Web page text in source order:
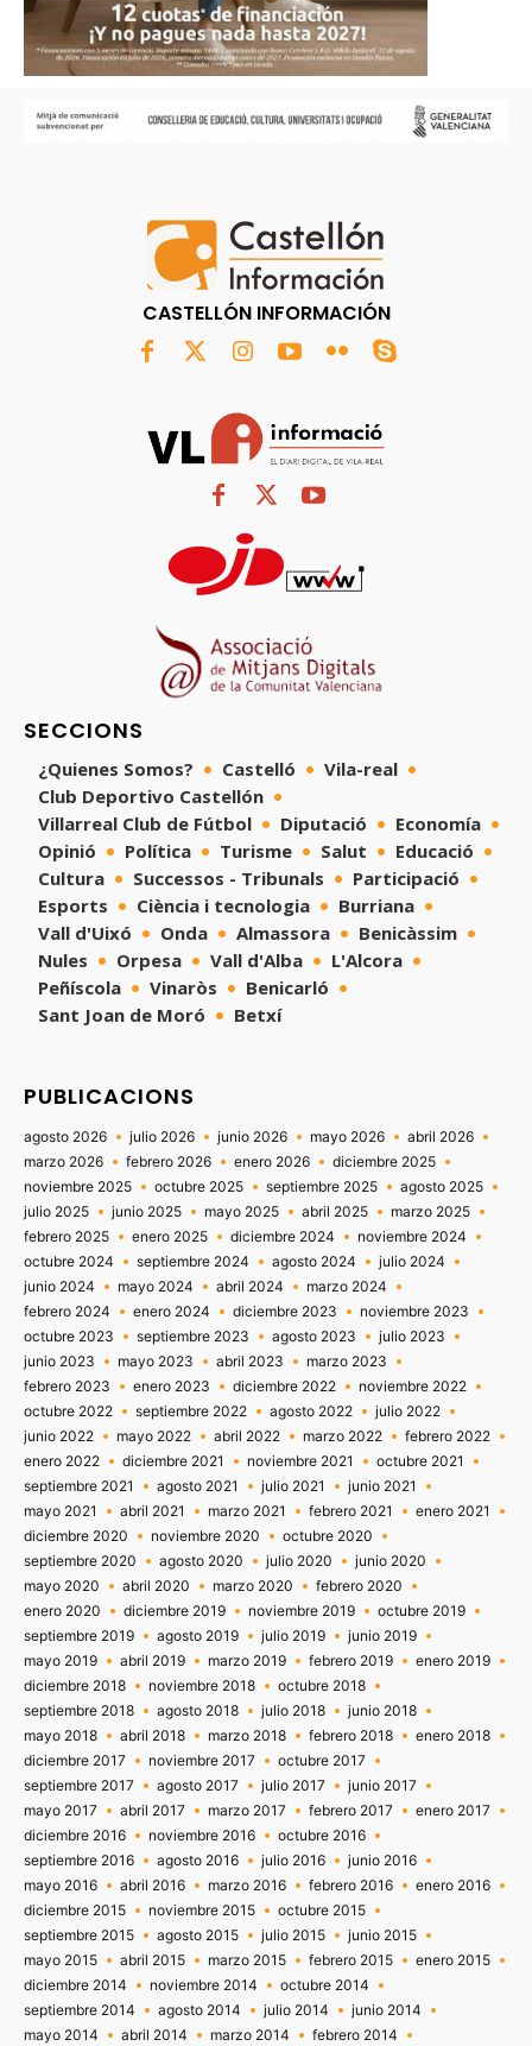
CASTELLÓN INFORMACIÓN
SECCIONS
¿Quienes Somos? Castelló
Vila-real
Club Deportivo Castellón
Villarreal Club de Fútbol
Diputació
Economía
Opinió
Política Turisme Salut
Educació
Cultura
Successos - Tribunals
Participació
Esports
Ciència i tecnologia
Burriana
Vall d'Uixó
Onda Almassora
Benicàssim
Nules
Orpesa Vall d'Alba
L'Alcora
Peñíscola
Vinaròs
Benicarló
Sant Joan de Moró
Betxí
PUBLICACIONS
agosto 2026 julio 2026 junio 2026 mayo 2026
abril 2026
marzo 2026
febrero 2026 enero 2026
diciembre 2025
noviembre 2025
octubre 2025 septiembre 2025
agosto 2025
julio 2025
junio 2025 mayo 2025 abril 2025
marzo 2025
febrero 2025
enero 2025 diciembre 2024
noviembre 2024
octubre 2024
septiembre 2024 agosto 2024
julio 2024
junio 2024
mayo 2024 abril 2024
marzo 2024
febrero 2024
enero 2024 diciembre 2023
noviembre 2023
octubre 2023
septiembre 2023 agosto 2023
julio 2023
junio 2023
mayo 2023 abril 2023
marzo 2023
febrero 2023
enero 2023 diciembre 2022
noviembre 2022
octubre 2022
septiembre 2022 agosto 2022
julio 2022
junio 2022
mayo 2022 abril 2022 marzo 2022
febrero 2022
enero 2022
diciembre 2021 noviembre 2021
octubre 2021
septiembre 2021
agosto 2021 julio 2021
junio 2021
mayo 2021
abril 2021 marzo 2021 febrero 2021
enero 2021
diciembre 2020
noviembre 2020
octubre 2020
septiembre 2020
agosto 2020 julio 2020
junio 2020
mayo 2020
abril 2020 marzo 2020
febrero 2020
enero 2020
diciembre 2019 noviembre 2019
octubre 2019
septiembre 2019
agosto 2019 julio 2019
junio 2019
mayo 2019
abril 2019 marzo 2019 febrero 2019
enero 2019
diciembre 2018
noviembre 2018
octubre 2018
septiembre 2018
agosto 2018 julio 2018
junio 2018
mayo 2018
abril 2018 marzo 2018 febrero 2018
enero 2018
diciembre 2017
noviembre 2017
octubre 2017
septiembre 2017
agosto 2017 julio 2017
junio 2017
mayo 2017
abril 2017 marzo 2017 febrero 2017
enero 2017
diciembre 2016
noviembre 2016
octubre 2016
septiembre 2016
agosto 2016 julio 2016
junio 2016
mayo 2016
abril 2016 marzo 2016 febrero 2016
enero 2016
diciembre 2015
noviembre 2015
octubre 2015
septiembre 2015
agosto 2015 julio 2015
junio 2015
mayo 2015
abril 2015 marzo 2015 febrero 2015
enero 2015
diciembre 2014
noviembre 2014
octubre 2014
septiembre 2014
agosto 2014 julio 2014
junio 2014
mayo 2014
abril 2014 marzo 2014 febrero 2014